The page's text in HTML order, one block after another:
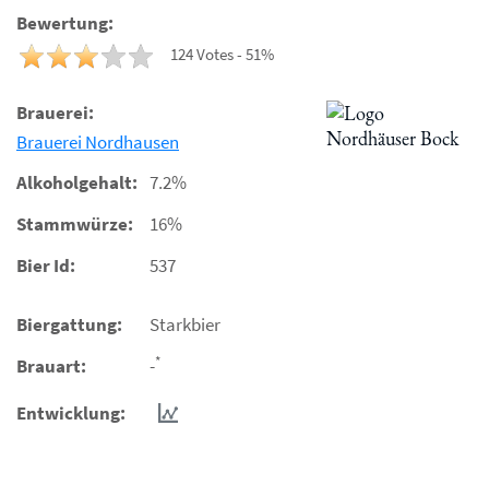
Bewertung:
124 Votes - 51%
Brauerei:
Brauerei Nordhausen
Alkoholgehalt: 7.2%
Stammwürze:
16%
Bier Id:
537
Biergattung:
Starkbier
Brauart:
-*
Entwicklung: